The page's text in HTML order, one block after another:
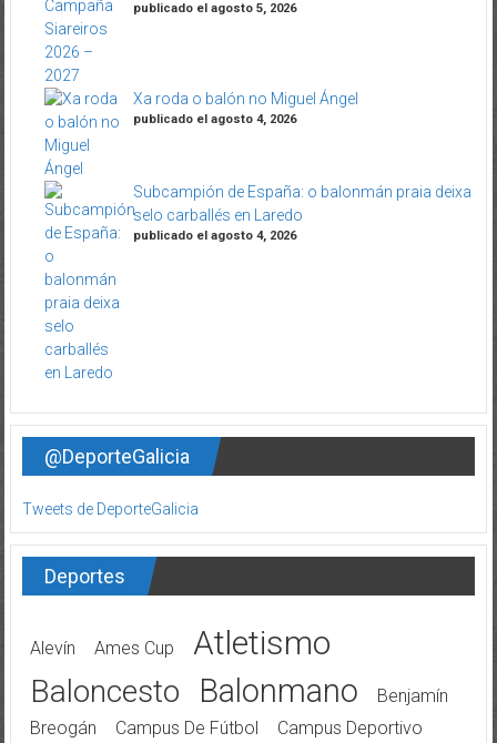
publicado el agosto 5, 2026
Xa roda o balón no Miguel Ángel
publicado el agosto 4, 2026
Subcampión de España: o balonmán praia deixa
selo carballés en Laredo
publicado el agosto 4, 2026
@DeporteGalicia
Tweets de DeporteGalicia
Deportes
Alevín Ames Cup Atletismo
Baloncesto Balonmano
Benjamín
Breogán
Campus De Fútbol
Campus Deportivo